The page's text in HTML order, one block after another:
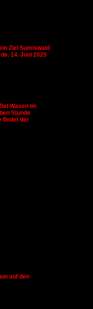
Ziel Sumiswald
14. Juni 2025
Wasen im
Stunde
findet der
auf den